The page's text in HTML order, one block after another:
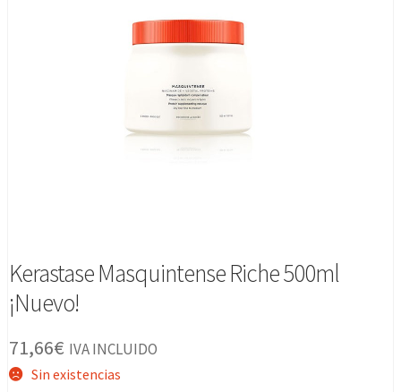
Kerastase Masquintense Riche 500ml
¡Nuevo!
71,66€ IVA INCLUIDO
Sin existencias